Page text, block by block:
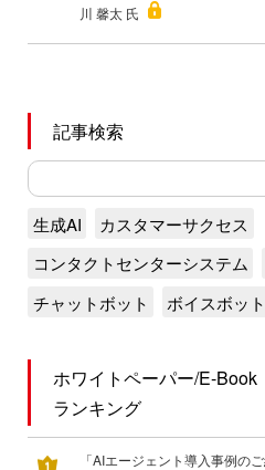
川 馨太 氏
記事検索
生成AI
カスタマーサクセス
コンタクトセンターシステム
チャットボット
ボイスボット
ホワイトペーパー/E-Book
ランキング
「AIエージェント導入事例